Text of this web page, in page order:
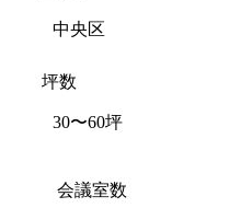
中央区
坪数
30〜60坪
会議室数